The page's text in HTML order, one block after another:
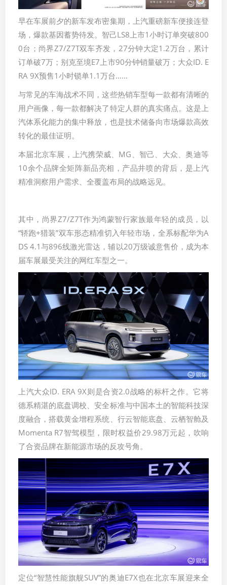
早在车展前夕的新车发布密集期，上汽重磅新车便接连登
场，爆款基因蓄势待发。智己LS8上市1小时订单突破800
0台；尚界Z7/Z7T双车齐发，27分钟大定1.2万台，累计
订单破7万；别克至境E7上市90分钟销量破万；大众ID. E
RA 9X预售1小时锁单1.1万台……
与常见的车海战术不同，这些热销车型每一款都有清晰的
用户画像，每一款都解决了特定人群的真实痛点。这是上
汽体系化能力的集中释放，也是技术储备向市场爆款高效
转化的最佳证明。
本届北京车展，上汽携荣威、MG、智己、大众、奥迪等
10余个品牌全矩阵新品亮相，产品井喷的背后，是上汽
精准洞察用户需求、全覆盖布局的战略远见。
其中，尚界Z7/Z7T作为鸿蒙智行家族最年轻的成员，以
“轿跑+猎装”双车形态精准切入年轻市场，全系标配华为A
DS 4.1与896线激光雷达，辅以20万级诚意售价，成为本
届车展最受关注的网红车型之一。
上汽大众ID. ERA 9X则是合资2.0战略的标杆之作。它将
德系精湛的底盘调校、安全标准与中国本土的智能科技深
度融合，搭载黄金增程系统、行云智能底盘、云栖智舱及
Momenta R7智驾模型，限时权益价29.98万元起，吹响
了合资品牌在新能源市场的反攻号角。
定位“智慧性能旗舰SUV”的奥迪E7X也在北京车展迎来全